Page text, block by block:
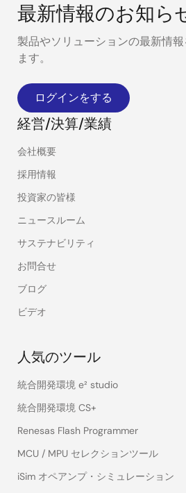
最新情報のお知ら
製品やソリューションの最新情
ます。
ログインをする
経営/決算/業績
会社概要
採用情報
投資家の皆様
ニュースルーム
サステナビリティ
お問合せ
ブログ
ビデオ
人気のツール
統合開発環境 e² studio
統合開発環境 CS+
Renesas Flash Programmer
MCU / MPU セレクションツール
iSim オペアンプ・シミュレーション